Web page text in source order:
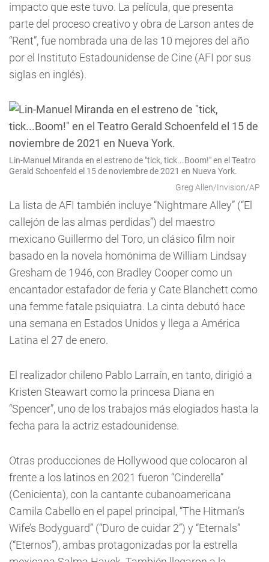
impacto que este tuvo. La película, que presenta
parte del proceso creativo y obra de Larson antes de
“Rent”, fue nombrada una de las 10 mejores del año
por el Instituto Estadounidense de Cine (AFI por sus
siglas en inglés).
Lin-Manuel Miranda en el estreno de "tick, tick...Boom!" en el Teatro
Gerald Schoenfeld el 15 de noviembre de 2021 en Nueva York.
Greg Allen/Invision/AP
La lista de AFI también incluye “Nightmare Alley” (“El
callejón de las almas perdidas”) del maestro
mexicano Guillermo del Toro, un clásico film noir
basado en la novela homónima de William Lindsay
Gresham de 1946, con Bradley Cooper como un
encantador estafador de feria y Cate Blanchett como
una femme fatale psiquiatra. La cinta debutó hace
una semana en Estados Unidos y llega a América
Latina el 27 de enero.
El realizador chileno Pablo Larraín, en tanto, dirigió a
Kristen Steawart como la princesa Diana en
“Spencer”, uno de los trabajos más elogiados hasta la
fecha para la actriz estadounidense.
Otras producciones de Hollywood que colocaron al
frente a los latinos en 2021 fueron “Cinderella”
(Cenicienta), con la cantante cubanoamericana
Camila Cabello en el papel principal, “The Hitman’s
Wife’s Bodyguard” (“Duro de cuidar 2”) y “Eternals”
(“Eternos”), ambas protagonizadas por la estrella